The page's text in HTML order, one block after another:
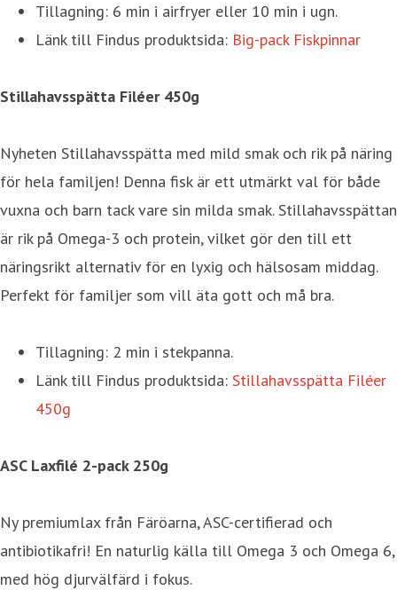
Tillagning: 6 min i airfryer eller 10 min i ugn.
Länk till Findus produktsida: Big-pack Fiskpinnar
Stillahavsspätta Filéer 450g
Nyheten Stillahavsspätta med mild smak och rik på näring
för hela familjen! Denna fisk är ett utmärkt val för både
vuxna och barn tack vare sin milda smak. Stillahavsspättan
är rik på Omega-3 och protein, vilket gör den till ett
näringsrikt alternativ för en lyxig och hälsosam middag.
Perfekt för familjer som vill äta gott och må bra.
Tillagning: 2 min i stekpanna.
Länk till Findus produktsida: Stillahavsspätta Filéer
450g
ASC Laxfilé 2-pack 250g
Ny premiumlax från Färöarna, ASC-certifierad och
antibiotikafri! En naturlig källa till Omega 3 och Omega 6,
med hög djurvälfärd i fokus.